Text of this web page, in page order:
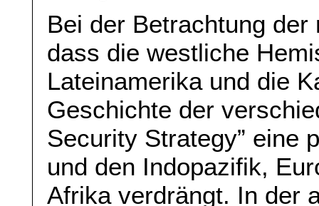
Bei der Betrachtung
dass die westliche
Lateinamerika und die
Geschichte der
Security Strategy” eine
und den Indopazifik,
Afrika verdrängt. In der